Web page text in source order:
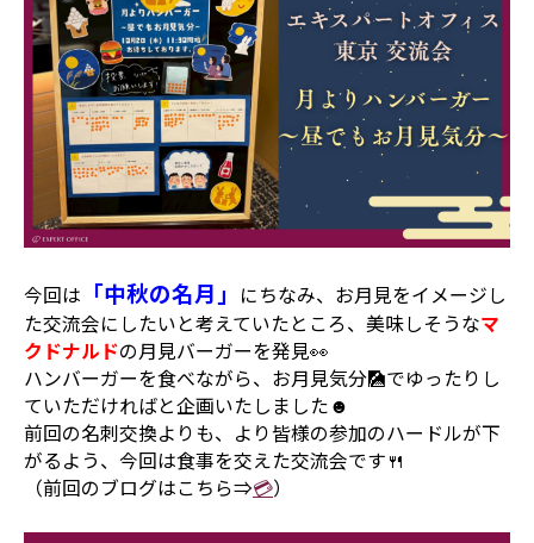
今回は 「中秋の名月」
にちなみ、お月見をイメージし
た交流会にしたいと考えていたところ、美味しそうなマ
クドナルドの月見バーガーを発見👀
ハンバーガーを食べながら、お月見気分🎑でゆったりし
ていただければと企画いたしました☻
前回の名刺交換よりも、より皆様の参加のハードルが下
がるよう、今回は食事を交えた交流会です🍴
（前回のブログはこちら⇒💳）